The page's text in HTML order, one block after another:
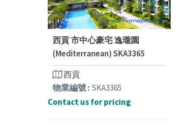
西貢 市中心豪宅 逸瓏園
(Mediterranean) SKA3365
西貢
物業編號 : SKA3365
Contact us for pricing